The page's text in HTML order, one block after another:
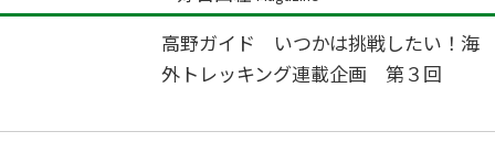
高野ガイド いつかは挑戦したい！海
外トレッキング連載企画 第３回